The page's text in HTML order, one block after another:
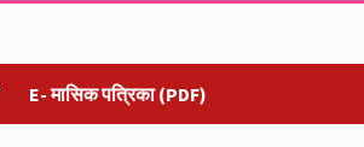
E- मासिक पत्रिका (PDF)